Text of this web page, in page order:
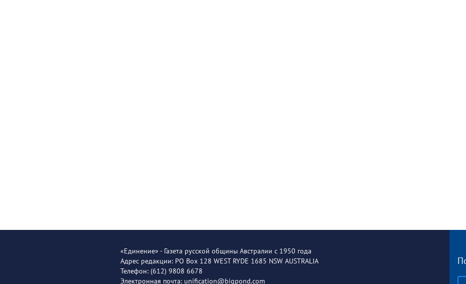
«Единение» - Газета русской общины Австралии с 1950 года
Адрес редакции: PO Box 128 WEST RYDE 1685 NSW AUSTRALIA
Телефон: (612) 9808 6678
Электронная почта: unification@bigpond.com